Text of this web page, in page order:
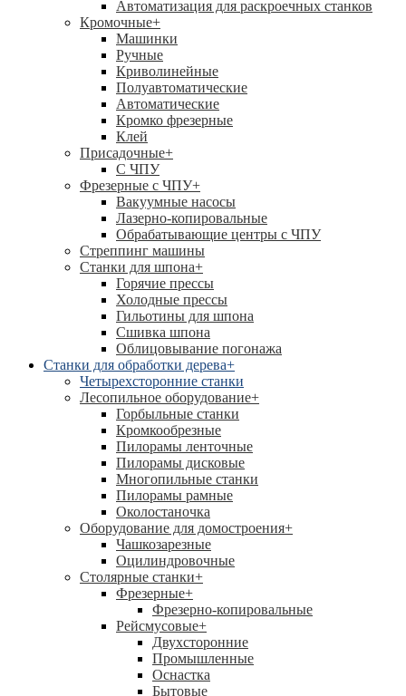
Автоматизация для раскроечных станков
Кромочные+
Машинки
Ручные
Криволинейные
Полуавтоматические
Автоматические
Кромко фрезерные
Клей
Присадочные+
С ЧПУ
Фрезерные с ЧПУ+
Вакуумные насосы
Лазерно-копировальные
Обрабатывающие центры с ЧПУ
Стреппинг машины
Станки для шпона+
Горячие прессы
Холодные прессы
Гильотины для шпона
Сшивка шпона
Облицовывание погонажа
Станки для обработки дерева+
Четырехсторонние станки
Лесопильное оборудование+
Горбыльные станки
Кромкообрезные
Пилорамы ленточные
Пилорамы дисковые
Многопильные станки
Пилорамы рамные
Околостаночка
Оборудование для домостроения+
Чашкозарезные
Оцилиндровочные
Столярные станки+
Фрезерные+
Фрезерно-копировальные
Рейсмусовые+
Двухсторонние
Промышленные
Оснастка
Бытовые